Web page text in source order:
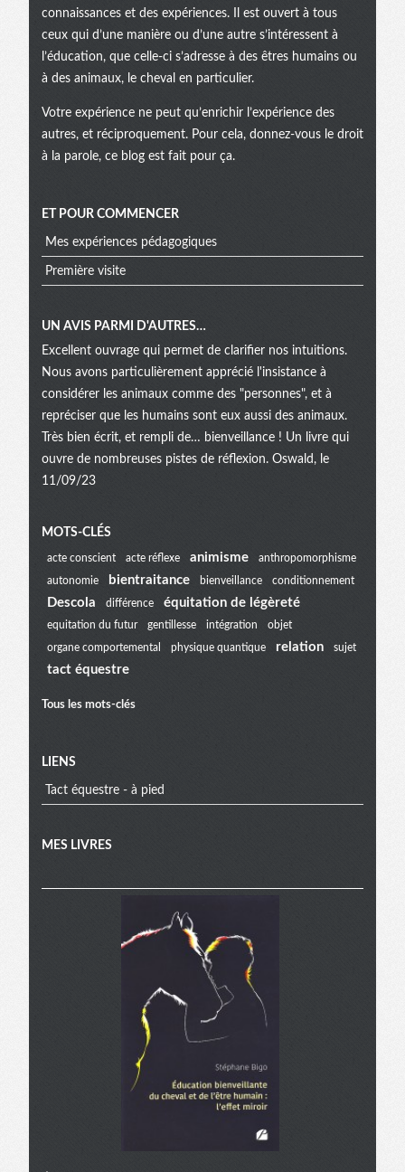
connaissances et des expériences. Il est ouvert à tous
ceux qui d’une manière ou d’une autre s’intéressent à
l’éducation, que celle-ci s’adresse à des êtres humains ou
à des animaux, le cheval en particulier.
Votre expérience ne peut qu’enrichir l’expérience des
autres, et réciproquement. Pour cela, donnez-vous le droit
à la parole, ce blog est fait pour ça.
ET POUR COMMENCER
Mes expériences pédagogiques
Première visite
UN AVIS PARMI D'AUTRES…
Excellent ouvrage qui permet de clarifier nos intuitions.
Nous avons particulièrement apprécié l'insistance à
considérer les animaux comme des "personnes", et à
repréciser que les humains sont eux aussi des animaux.
Très bien écrit, et rempli de… bienveillance ! Un livre qui
ouvre de nombreuses pistes de réflexion. Oswald, le
11/09/23
Menu
extra
MOTS-CLÉS
acte conscient acte réflexe animisme anthropomorphisme
autonomie bientraitance bienveillance conditionnement
Descola différence équitation de légèreté
equitation du futur gentillesse intégration objet
organe comportemental physique quantique relation sujet
tact équestre
Tous les mots-clés
LIENS
Tact équestre - à pied
MES LIVRES